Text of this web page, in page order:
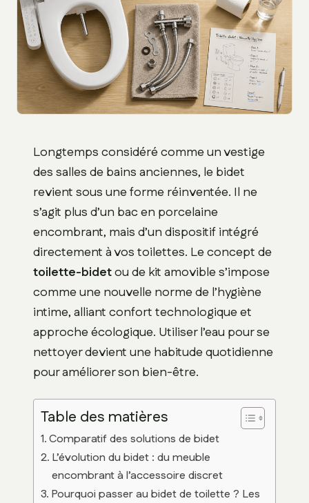
Longtemps considéré comme un vestige
des salles de bains anciennes, le bidet
revient sous une forme réinventée. Il ne
s’agit plus d’un bac en porcelaine
encombrant, mais d’un dispositif intégré
directement à vos toilettes. Le concept de
toilette-bidetou de kit amovible s’impose
comme une nouvelle norme de l’hygiène
intime, alliant confort technologique et
approche écologique. Utiliser l’eau pour se
nettoyer devient une habitude quotidienne
pour améliorer son bien-être.
Table des matières
Comparatif des solutions de bidet
L’évolution du bidet : du meuble
encombrant à l’accessoire discret
Pourquoi passer au bidet de toilette ? Les